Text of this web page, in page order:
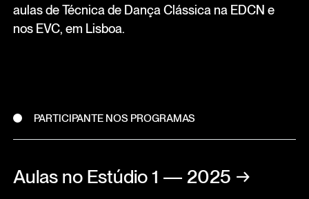
aulas de Técnica de Dança Clássica na EDCN e
nos EVC, em Lisboa.
PARTICIPANTE NOS PROGRAMAS
Aulas no Estúdio 1 — 2025 →